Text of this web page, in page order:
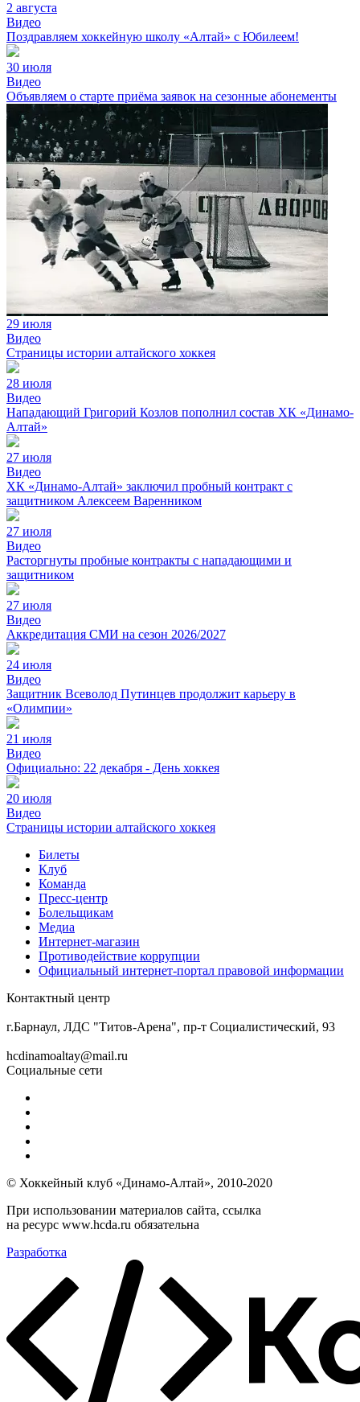
2 августа
Видео
Поздравляем хоккейную школу «Алтай» с Юбилеем!
30 июля
Видео
Объявляем о старте приёма заявок на сезонные абонементы
29 июля
Видео
Страницы истории алтайского хоккея
28 июля
Видео
Нападающий Григорий Козлов пополнил состав ХК «Динамо-
Алтай»
27 июля
Видео
ХК «Динамо-Алтай» заключил пробный контракт с
защитником Алексеем Варенником
27 июля
Видео
Расторгнуты пробные контракты с нападающими и
защитником
27 июля
Видео
Аккредитация СМИ на сезон 2026/2027
24 июля
Видео
Защитник Всеволод Путинцев продолжит карьеру в
«Олимпии»
21 июля
Видео
Официально: 22 декабря - День хоккея
20 июля
Видео
Страницы истории алтайского хоккея
Билеты
Клуб
Команда
Пресс-центр
Болельщикам
Медиа
Интернет-магазин
Противодействие коррупции
Официальный интернет-портал правовой информации
Контактный центр
г.Барнаул, ЛДС "Титов-Арена", пр-т Социалистический, 93
hcdinamoaltay@mail.ru
Социальные сети
© Хоккейный клуб «Динамо-Алтай», 2010-2020
При использовании материалов сайта, ссылка
на ресурс www.hcda.ru обязательна
Разработка